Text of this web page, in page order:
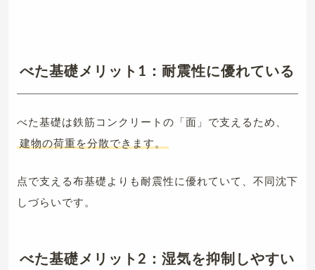
べた基礎メリット1：耐震性に優れている
べた基礎は鉄筋コンクリートの「面」で支えるため、
建物の荷重を分散できます。
点で支える布基礎よりも耐震性に優れていて、不同沈下
しづらいです。
べた基礎メリット2：湿気を抑制しやすい